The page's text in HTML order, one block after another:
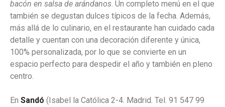
bacón en salsa de arándanos. Un completo menú en el que
también se degustan dulces típicos de la fecha. Además,
más allá de lo culinario, en el restaurante han cuidado cada
detalle y cuentan con una decoración diferente y única,
100% personalizada, por lo que se convierte en un
espacio perfecto para despedir el año y también en pleno
centro.
En Sandó (Isabel la Católica 2-4. Madrid. Tel. 91 547 99